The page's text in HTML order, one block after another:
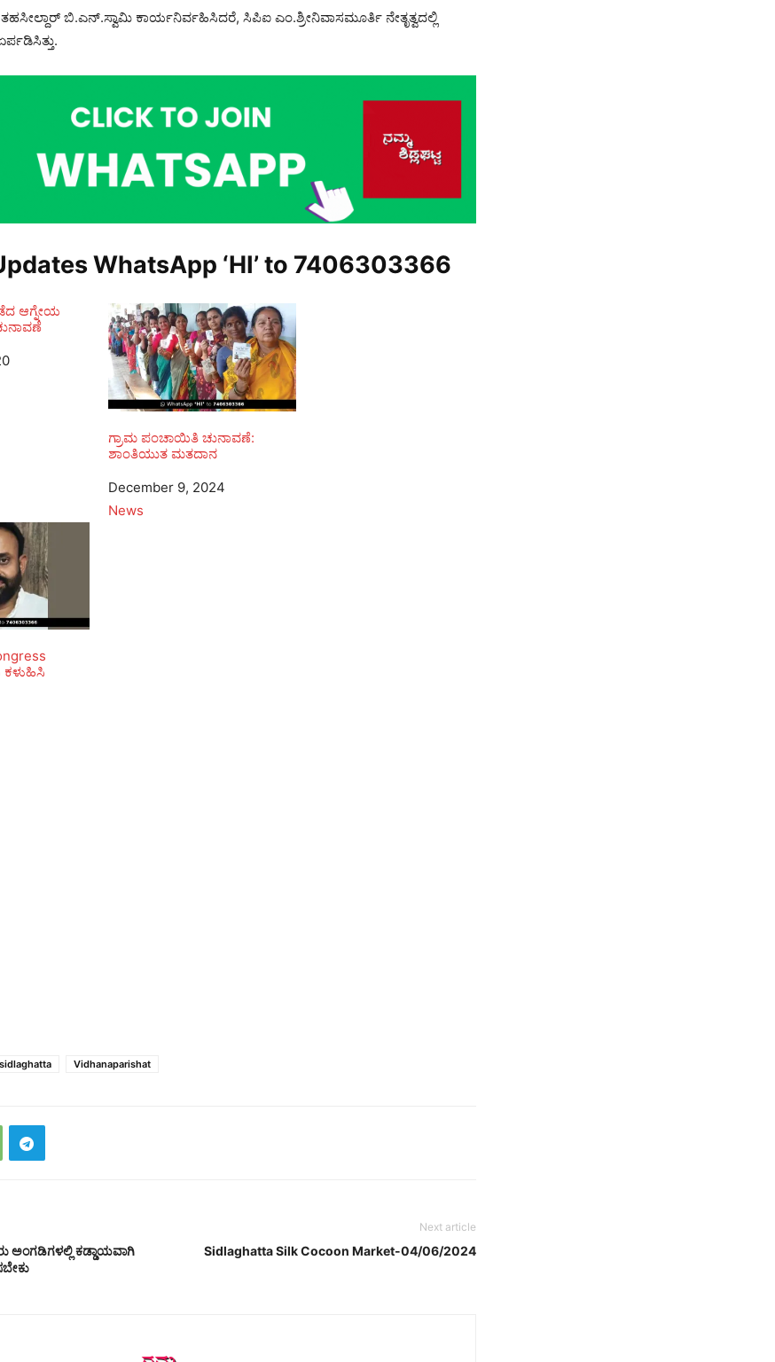
ಬಿ.ಎನ್.ಸ್ವಾಮಿ ಕಾರ್ಯನಿರ್ವಹಿಸಿದರೆ, ಸಿಪಿಐ ಎಂ.ಶ್ರೀನಿವಾಸಮೂರ್ತಿ ನೇತೃತ್ವದಲ್ಲಿ
WhatsApp ‘HI’ to 7406303366
ಆಗ್ನೇಯ
ಗ್ರಾಮ ಪಂಚಾಯಿತಿ ಚುನಾವಣೆ:
ಶಾಂತಿಯುತ ಮತದಾನ
Date
December 9, 2024
In relation to
News
ಕಳುಹಿಸಿ
sidlaghatta Vidhanaparishat
ಅಂಗಡಿಗಳಲ್ಲಿ ಕಡ್ಡಾಯವಾಗಿ
Next article
Sidlaghatta Silk Cocoon Market-04/06/2024